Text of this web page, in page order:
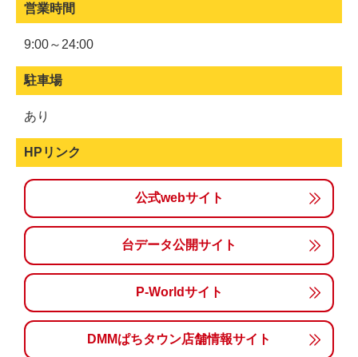
営業時間
9:00～24:00
駐車場
あり
HPリンク
公式webサイト
台データ公開サイト
P-Worldサイト
DMMぱちタウン店舗情報サイト